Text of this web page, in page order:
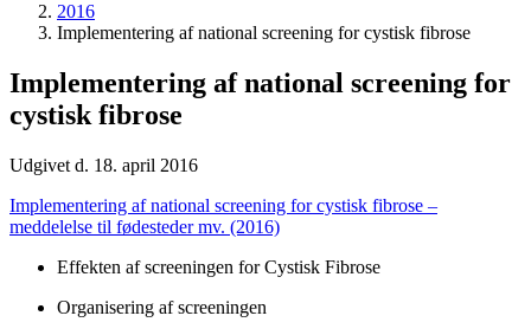
2016
Implementering af national screening for cystisk fibrose
Implementering af national screening for
cystisk fibrose
Udgivet d. 18. april 2016
Implementering af national screening for cystisk fibrose –
meddelelse til fødesteder mv. (2016)
Effekten af screeningen for Cystisk Fibrose
Organisering af screeningen